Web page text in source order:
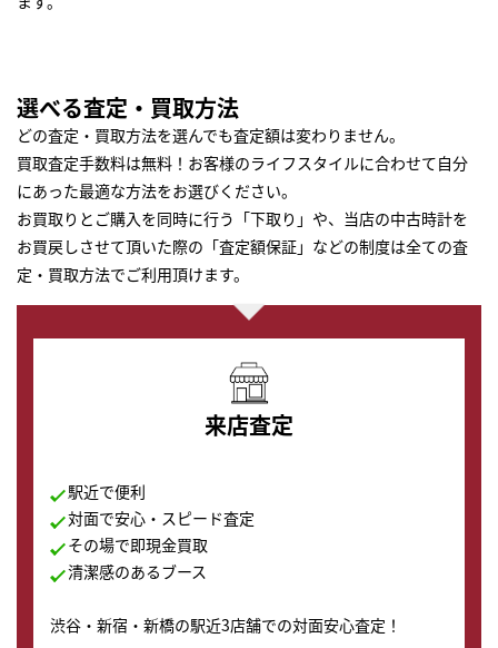
選べる査定・買取方法
どの査定・買取方法を選んでも査定額は変わりません。
買取査定手数料は無料！お客様のライフスタイルに合わせて自分
にあった最適な方法をお選びください。
お買取りとご購入を同時に行う「下取り」や、当店の中古時計を
お買戻しさせて頂いた際の「査定額保証」などの制度は全ての査
定・買取方法でご利用頂けます。
来店査定
駅近で便利
対面で安心・スピード査定
その場で即現金買取
清潔感のあるブース
渋谷・新宿・新橋の駅近3店舗での対面安心査定！